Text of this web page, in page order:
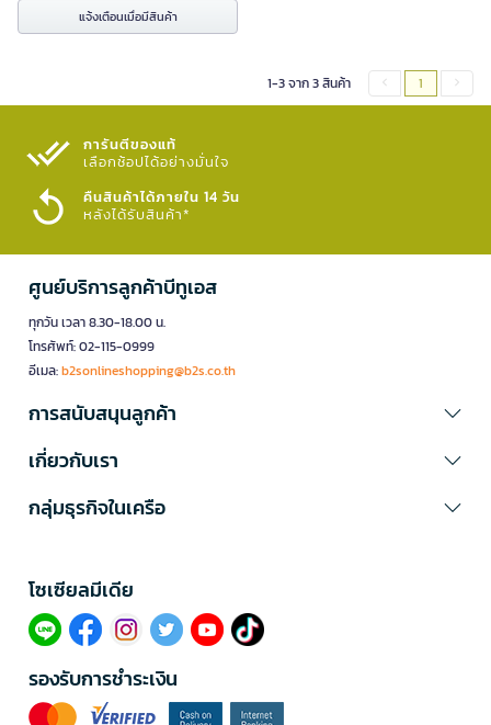
แจ้งเตือนเมื่อมีสินค้า
1-3 จาก 3 สินค้า 1
การันตีของแท้
เลือกช้อปได้อย่างมั่นใจ​
คืนสินค้าได้ภายใน 14 วัน
หลังได้รับสินค้า*
ศูนย์บริการลูกค้าบีทูเอส
ทุกวัน เวลา 8.30-18.00 น.
โทรศัพท์: 02-115-0999
อีเมล:b2sonlineshopping@b2s.co.th
การสนับสนุนลูกค้า
เกี่ยวกับเรา
กลุ่มธุรกิจในเครือ
โซเซียลมีเดีย​
รองรับการชำระเงิน